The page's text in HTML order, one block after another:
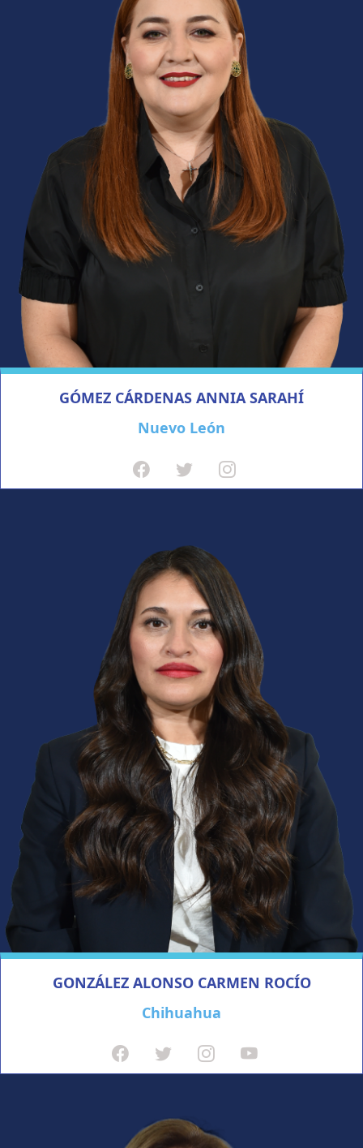
GÓMEZ CÁRDENAS ANNIA SARAHÍ
Nuevo León
GONZÁLEZ ALONSO CARMEN ROCÍO
Chihuahua